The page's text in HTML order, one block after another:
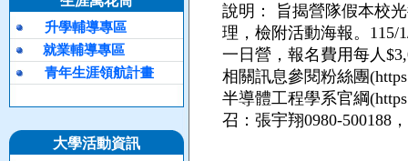
升學輔導專區
就業輔導專區
青年生涯領航計畫
大學活動資訊
說明：
旨揭營隊假本校
理，檢附活動海報。115/
一日營，報名費用每人
相關訊息參閱粉絲團
半導體工程學系官綱
召：張宇翔0980-500188